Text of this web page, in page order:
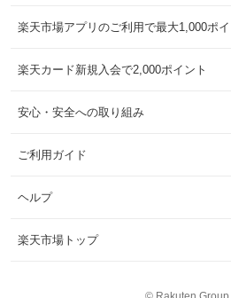
楽天市場アプリのご利用で最大1,000ポイ
楽天カード新規入会で2,000ポイント
安心・安全への取り組み
ご利用ガイド
ヘルプ
楽天市場トップ